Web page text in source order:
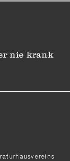
nie krank